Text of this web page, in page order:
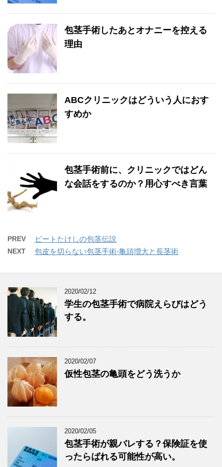
包茎手術したあとオナニーを控える
理由
ABCクリニックはどういう人におす
すめか
包茎手術前に、クリニックではどん
な会話をするのか？用心すべき言葉
PREV ビートたけしの包茎伝説
NEXT 包皮を切らない包茎手術-亀頭増大と長茎術
2020/02/12
学生の包茎手術で病院えらびはどう
する。
2020/02/07
仮性包茎の亀頭をどう洗うか
2020/02/05
包茎手術が親バレする？保険証を使
ったらばれる可能性が高い。